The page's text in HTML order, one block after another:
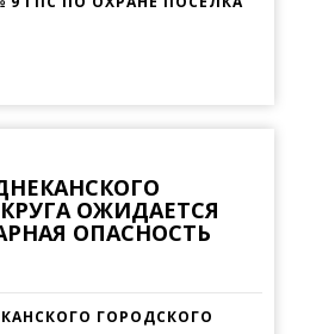
ОЖИДАЕТСЯ
ОПАСНОСТЬ